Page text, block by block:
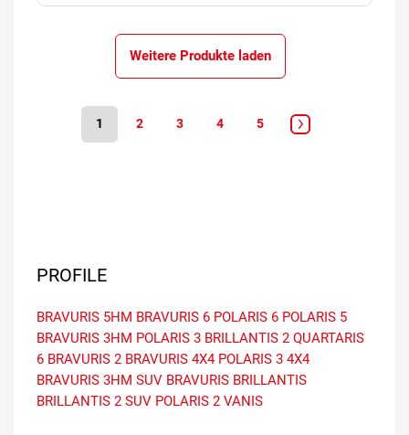
Weitere Produkte laden
1 2 3 4 5
PROFILE
BRAVURIS 5HM BRAVURIS 6 POLARIS 6 POLARIS 5
BRAVURIS 3HM POLARIS 3 BRILLANTIS 2 QUARTARIS
6 BRAVURIS 2 BRAVURIS 4X4 POLARIS 3 4X4
BRAVURIS 3HM SUV BRAVURIS BRILLANTIS
BRILLANTIS 2 SUV POLARIS 2 VANIS